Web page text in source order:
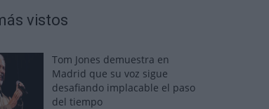
vistos
Tom Jones demuestra en
Madrid que su voz sigue
desafiando implacable el paso
del tiempo